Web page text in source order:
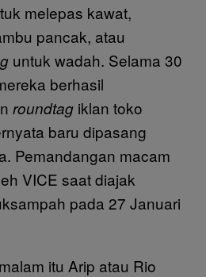
melepas kawat,
pancak, atau
untuk wadah. Selama 30
berhasil
roundtag iklan toko
baru dipasang
Pemandangan macam
VICE saat diajak
pada 27 Januari
itu Arip atau Rio